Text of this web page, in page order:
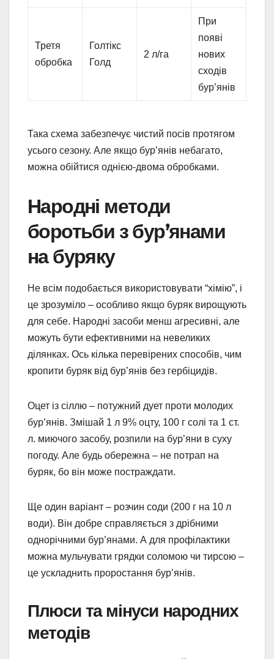
Третя
обробка
Голтікс
Голд
2 л/га
При
появі
нових
сходів
бур’янів
Така схема забезпечує чистий посів протягом
усього сезону. Але якщо бур’янів небагато,
можна обійтися однією-двома обробками.
Народні методи
боротьби з бур’янами
на буряку
Не всім подобається використовувати “хімію”, і
це зрозуміло – особливо якщо буряк вирощують
для себе. Народні засоби менш агресивні, але
можуть бути ефективними на невеликих
ділянках. Ось кілька перевірених способів, чим
кропити буряк від бур’янів без гербіцидів.
Оцет із сіллю – потужний дует проти молодих
бур’янів. Змішай 1 л 9% оцту, 100 г солі та 1 ст.
л. миючого засобу, розпили на бур’яни в суху
погоду. Але будь обережна – не потрап на
буряк, бо він може постраждати.
Ще один варіант – розчин соди (200 г на 10 л
води). Він добре справляється з дрібними
однорічними бур’янами. А для профілактики
можна мульчувати грядки соломою чи тирсою –
це ускладнить проростання бур’янів.
Плюси та мінуси народних
методів